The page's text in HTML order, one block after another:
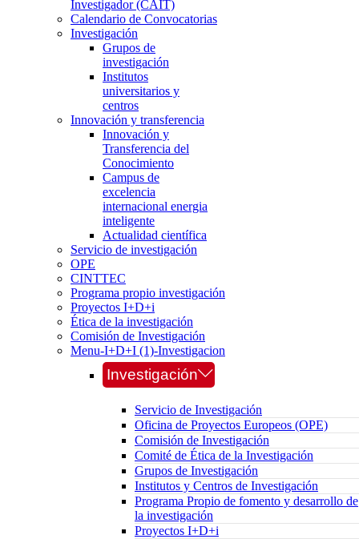
Investigador (CAIT)
Calendario de Convocatorias
Investigación
Grupos de
investigación
Institutos
universitarios y
centros
Innovación y transferencia
Innovación y
Transferencia del
Conocimiento
Campus de
excelencia
internacional energia
inteligente
Actualidad científica
Servicio de investigación
OPE
CINTTEC
Programa propio investigación
Proyectos I+D+i
Ética de la investigación
Comisión de Investigación
Menu-I+D+I (1)-Investigacion
Investigación
Servicio de Investigación
Oficina de Proyectos Europeos (OPE)
Comisión de Investigación
Comité de Ética de la Investigación
Grupos de Investigación
Institutos y Centros de Investigación
Programa Propio de fomento y desarrollo de
la investigación
Proyectos I+D+i